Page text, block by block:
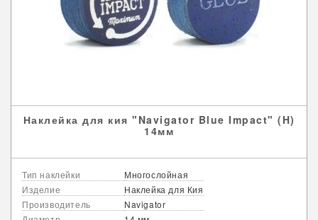
Наклейка для кия "Navigator Blue Impact" (H)
14мм
Тип наклейки
Многослойная
Изделие
Наклейка для Кия
Производитель
Navigator